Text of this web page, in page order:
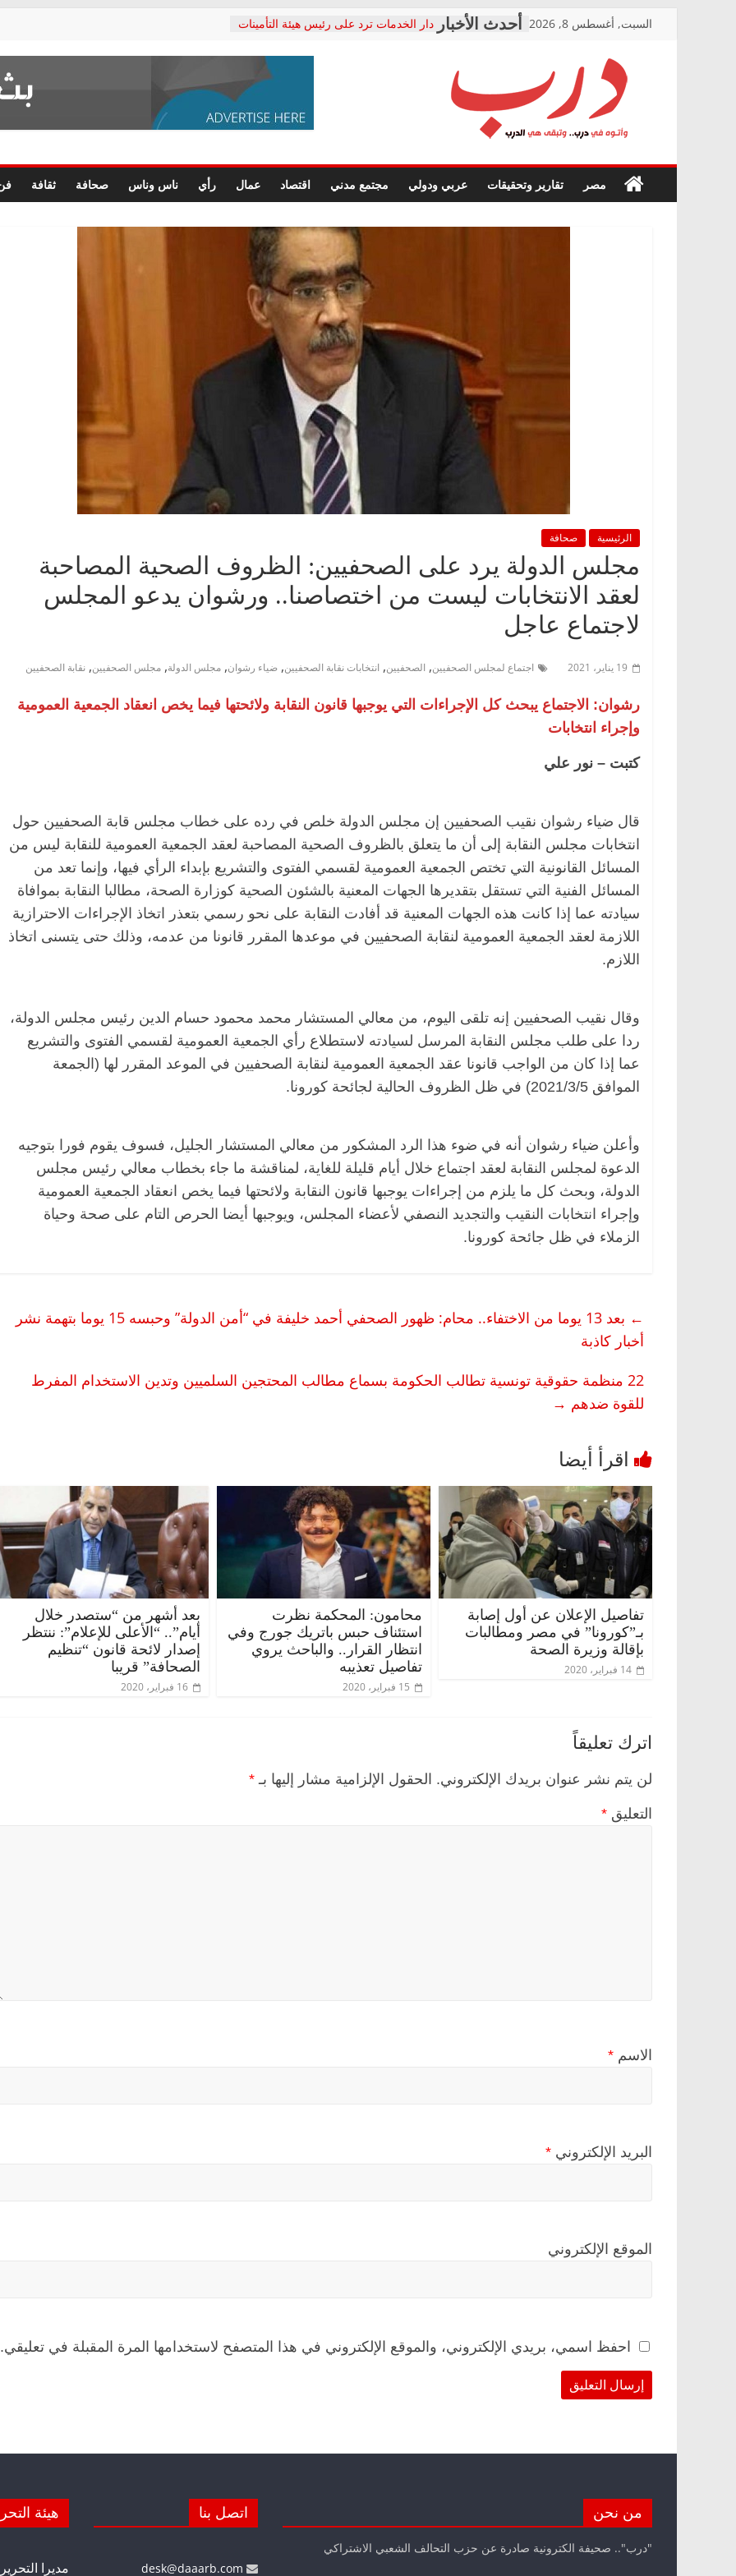
السبت, أغسطس 8, 2026
دار الخدمات ترد على رئيس هيئة التأمينات
معاناة أصحاب المعاشات.. ونطالب بكشف
فرحات سليمان يكتب: القطاع الصحي إلى
حزب التحالف الشعبي يطلق لجنة “الحق
صور .. اعتماد الرسومات النهائية للقرار
الوزاري لمدينة الصحفيين.. وانتهاء أعمال
إنشاء المبنى الإداري
متابعة قضية الدكتور محمد زهران.. ويؤكد:
قرينة البراءة وضمانات المحاكمة العادلة
درب
في
درب..
مصر تقارير وتحقيقات عربي ودولي مجتمع مدني اقتصاد عمال رأي ناس وناس صحافة ثقافة
الرئيسية صحافة
مجلس الدولة يرد على الصحفيين: الظروف الصحية المصاحبة
لعقد الانتخابات ليست من اختصاصنا.. ورشوان يدعو المجلس
لاجتماع عاجل
19 يناير، 2021 اجتماع لمجلس الصحفيين, الصحفيين, انتخابات نقابة الصحفيين, ضياء رشوان, مجلس الدولة, مجلس الصحفيين, نقابة الصحفيين
رشوان: الاجتماع يبحث كل الإجراءات التي يوجبها قانون النقابة ولائحتها فيما يخص انعقاد الجمعية العمومية
وإجراء انتخابات
كتبت – نور علي
قال ضياء رشوان نقيب الصحفيين إن مجلس الدولة خلص في رده على خطاب مجلس قابة الصحفيين حول
انتخابات مجلس النقابة إلى أن ما يتعلق بالظروف الصحية المصاحبة لعقد الجمعية العمومية للنقابة ليس من
المسائل القانونية التي تختص الجمعية العمومية لقسمي الفتوى والتشريع بإبداء الرأي فيها، وإنما تعد من
المسائل الفنية التي تستقل بتقديرها الجهات المعنية بالشئون الصحية كوزارة الصحة، مطالبا النقابة بموافاة
سيادته عما إذا كانت هذه الجهات المعنية قد أفادت النقابة على نحو رسمي بتعذر اتخاذ الإجراءات الاحترازية
اللازمة لعقد الجمعية العمومية لنقابة الصحفيين في موعدها المقرر قانونا من عدمه، وذلك حتى يتسنى اتخاذ
اللازم.
وقال نقيب الصحفيين إنه تلقى اليوم، من معالي المستشار محمد محمود حسام الدين رئيس مجلس الدولة،
ردا على طلب مجلس النقابة المرسل لسيادته لاستطلاع رأي الجمعية العمومية لقسمي الفتوى والتشريع
عما إذا كان من الواجب قانونا عقد الجمعية العمومية لنقابة الصحفيين في الموعد المقرر لها (الجمعة
الموافق 2021/3/5) في ظل الظروف الحالية لجائحة كورونا.
وأعلن ضياء رشوان أنه في ضوء هذا الرد المشكور من معالي المستشار الجليل، فسوف يقوم فورا بتوجيه
الدعوة لمجلس النقابة لعقد اجتماع خلال أيام قليلة للغاية، لمناقشة ما جاء بخطاب معالي رئيس مجلس
الدولة، وبحث كل ما يلزم من إجراءات يوجبها قانون النقابة ولائحتها فيما يخص انعقاد الجمعية العمومية
وإجراء انتخابات النقيب والتجديد النصفي لأعضاء المجلس، ويوجبها أيضا الحرص التام على صحة وحياة
الزملاء في ظل جائحة كورونا.
←
بعد 13 يوما من الاختفاء.. محام: ظهور الصحفي أحمد خليفة في “أمن الدولة” وحبسه 15 يوما بتهمة نشر
أخبار كاذبة
22 منظمة حقوقية تونسية تطالب الحكومة بسماع مطالب المحتجين السلميين وتدين الاستخدام المفرط
للقوة ضدهم →
تفاصيل الإعلان عن أول إصابة
بـ”كورونا” في مصر ومطالبات
بإقالة وزيرة الصحة
14 فبراير، 2020
محامون: المحكمة نظرت
استئناف حبس باتريك جورج وفي
انتظار القرار.. والباحث يروي
تفاصيل تعذيبه
15 فبراير، 2020
بعد أشهر من “ستصدر خلال
أيام”.. “الأعلى للإعلام”: ننتظر
إصدار لائحة قانون “تنظيم
الصحافة” قريبا
16 فبراير، 2020
اترك تعليقاً
لن يتم نشر عنوان بريدك الإلكتروني. الحقول الإلزامية مشار إليها بـ *
التعليق *
الاسم *
البريد الإلكتروني *
الموقع الإلكتروني
احفظ اسمي، بريدي الإلكتروني، والموقع الإلكتروني في هذا المتصفح لاستخدامها المرة المقبلة في تعليقي.
مقعد شاغر على مائدة الإفطار.. يحيى
حسين عبدالهادي فارس مقاومة
الخصخصة الذي دافع عن المال العام
(بروفايل)
21 فبراير، 2026
الرئيسية مصر ناس وناس
في ذكرى رحيله.. د. نور فرحات فقيه
قانوني دافع عن قضايا الوطن وانحاز
للحرية (بروفايل)
26 يناير، 2026
ناس وناس
فاروق.. خبير اقتصادي
ميلاده وحيداً على أبواب
من نحن
"درب".. صحيفة الكترونية صادرة عن حزب التحالف الشعبي الاشتراكي
اتصل بنا هيئة
مديرا التحرير